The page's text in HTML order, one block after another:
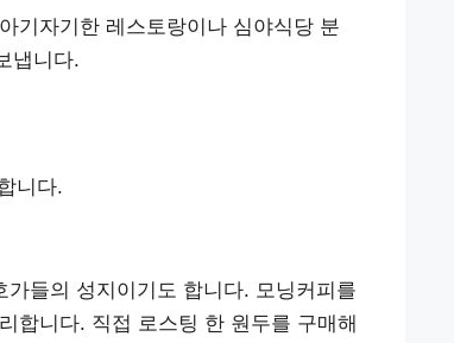
기자기한 레스토랑이나 심야식당 분
냅니다.
니다.
들의 성지이기도 합니다. 모닝커피를
합니다. 직접 로스팅 한 원두를 구매해